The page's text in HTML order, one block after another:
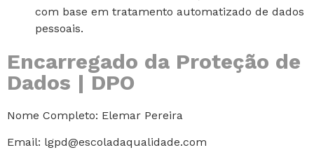
com base em tratamento automatizado de dados
pessoais.
Encarregado da Proteção de
Dados | DPO
Nome Completo: Elemar Pereira
Email: lgpd@escoladaqualidade.com